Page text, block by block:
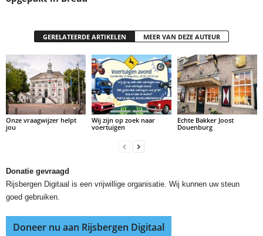
GERELATEERDE ARTIKELEN MEER VAN DEZE AUTEUR
Onze vraagwijzer helpt
jou
Wij zijn op zoek naar
voertuigen
Echte Bakker Joost
Douenburg
Donatie gevraagd
Rijsbergen Digitaal is een vrijwillige organisatie. Wij kunnen uw steun
goed gebruiken.
Doneer nu aan Rijsbergen Digitaal